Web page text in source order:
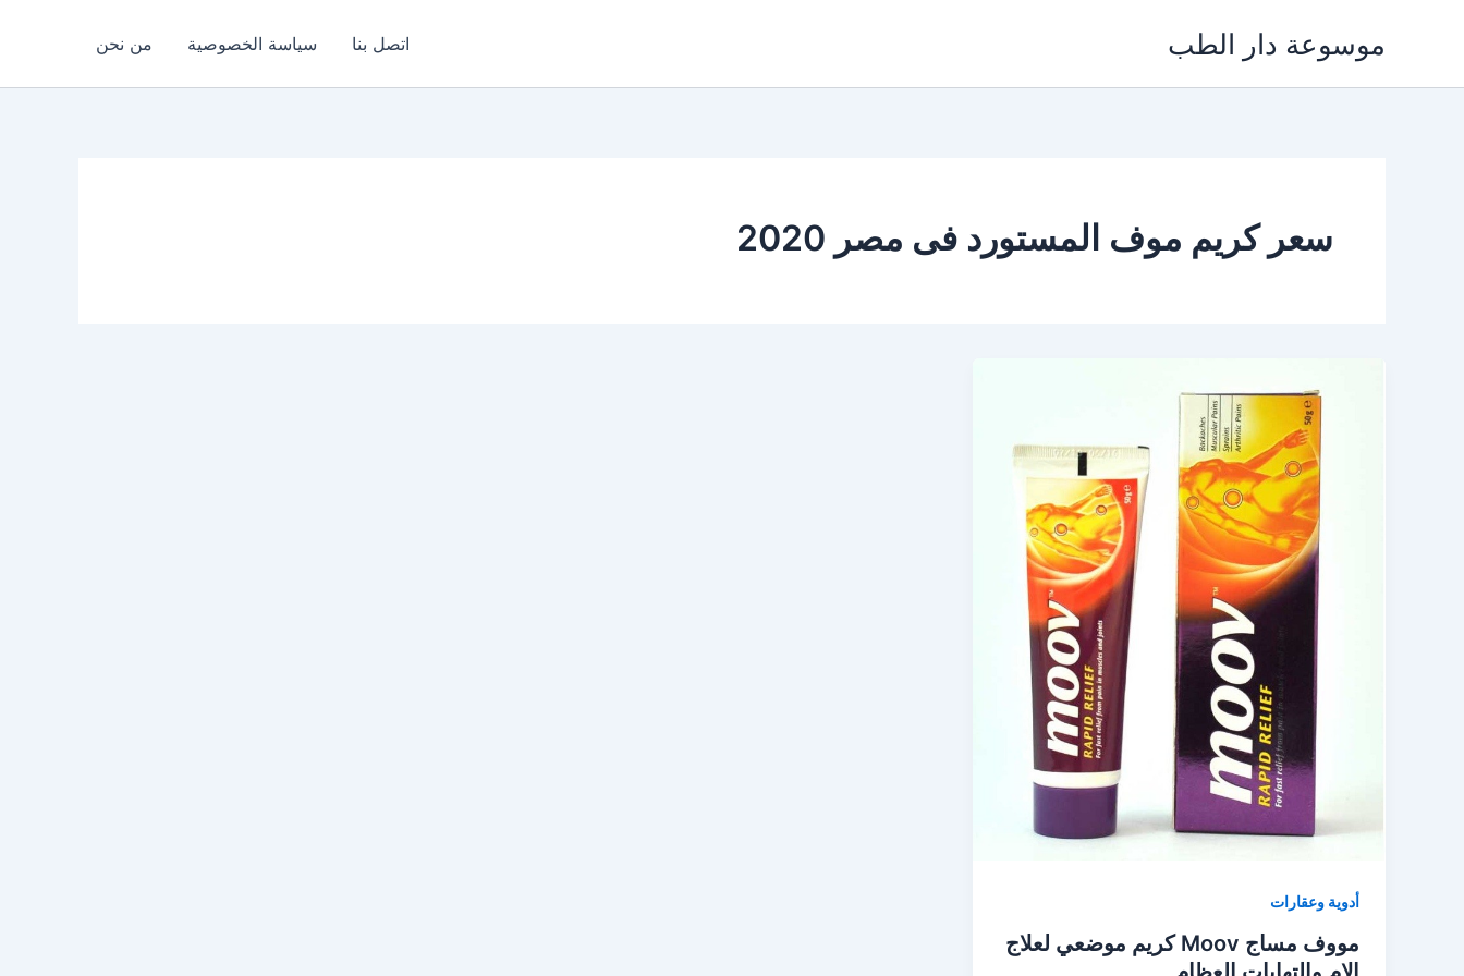
موسوعة دار الطب اتصل بنا سياسة الخصوصية من نحن
سعر كريم موف المستورد فى مصر 2020
أدوية وعقارات
مووف مساج Moov كريم موضعي لعلاج